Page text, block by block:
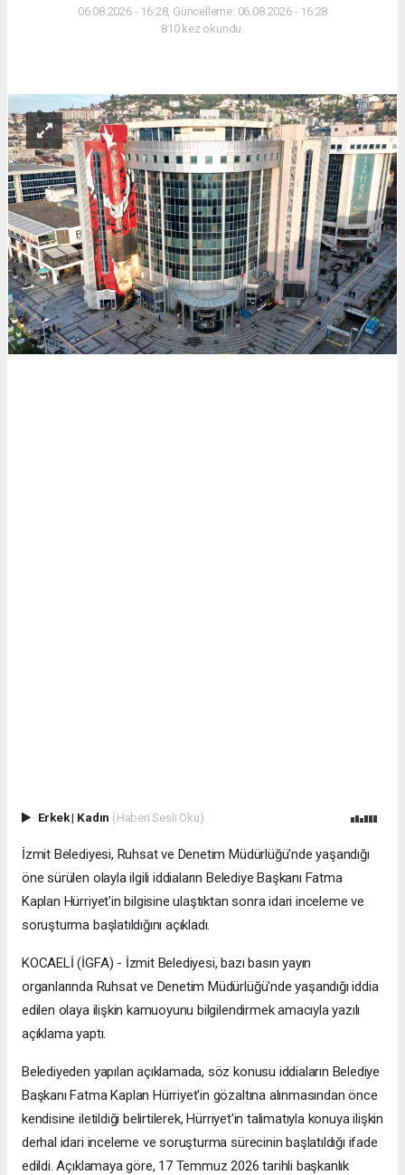
06.08.2026 - 16:28, Güncelleme: 06.08.2026 - 16:28
810 kez okundu.
Erkek| Kadın (Haberi Sesli Oku)
İzmit Belediyesi, Ruhsat ve Denetim Müdürlüğü'nde yaşandığı
öne sürülen olayla ilgili iddiaların Belediye Başkanı Fatma
Kaplan Hürriyet'in bilgisine ulaştıktan sonra idari inceleme ve
soruşturma başlatıldığını açıkladı.
KOCAELİ (İGFA) - İzmit Belediyesi, bazı basın yayın
organlarında Ruhsat ve Denetim Müdürlüğü'nde yaşandığı iddia
edilen olaya ilişkin kamuoyunu bilgilendirmek amacıyla yazılı
açıklama yaptı.
Belediyeden yapılan açıklamada, söz konusu iddiaların Belediye
Başkanı Fatma Kaplan Hürriyet'in gözaltına alınmasından önce
kendisine iletildiği belirtilerek, Hürriyet'in talimatıyla konuya ilişkin
derhal idari inceleme ve soruşturma sürecinin başlatıldığı ifade
edildi. Açıklamaya göre, 17 Temmuz 2026 tarihli başkanlık